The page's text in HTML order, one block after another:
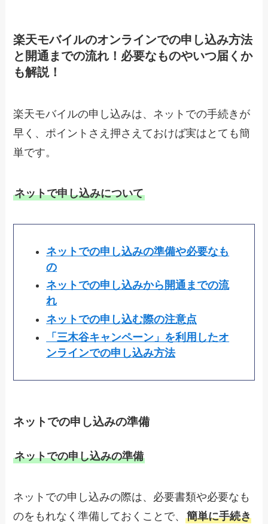
楽天モバイルのオンラインでの申し込み方法
と開通までの流れ！必要なものやいつ届くか
も解説！
楽天モバイルの申し込みは、ネットでの手続きが
早く、ポイントさえ押さえておけば実はとても簡
単です。
ネットで申し込みについて
ネットでの申し込みの準備や必要なも
の
ネットでの申し込みから開通までの流
れ
ネットでの申し込む際の注意点
「三木谷キャンペーン」を利用したオ
ンラインでの申し込み方法
ネットでの申し込みの準備
ネットでの申し込みの準備
ネットでの申し込みの際は、必要書類や必要なも
のをもれなく準備しておくことで、簡単に手続き